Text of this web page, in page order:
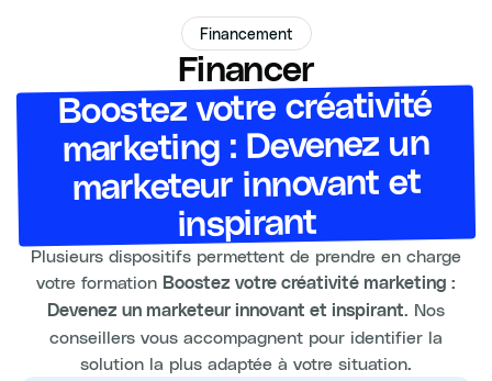
Financement
Financer
Boostez votre créativité
marketing : Devenez un
marketeur innovant et
inspirant
Plusieurs dispositifs permettent de prendre en charge
votre formation Boostez votre créativité marketing :
Devenez un marketeur innovant et inspirant. Nos
conseillers vous accompagnent pour identifier la
solution la plus adaptée à votre situation.